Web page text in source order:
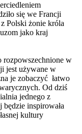
się we Francji
Polski żonie króla
jako kraj
rozpowszechnione w
jest używane w
je zobaczyć łatwo
Od dziś
jednego z
inspirowała
kultury